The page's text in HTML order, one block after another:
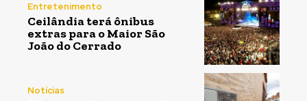
Entretenimento
Ceilândia terá ônibus
extras para o Maior São
João do Cerrado
Notícias